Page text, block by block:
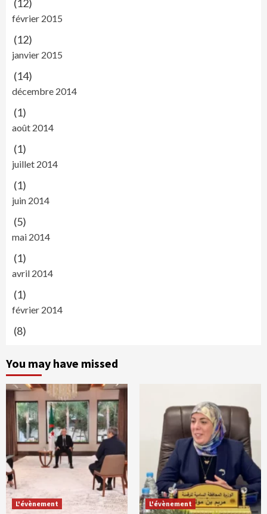
(12)
février 2015
(12)
janvier 2015
(14)
décembre 2014
(1)
août 2014
(1)
juillet 2014
(1)
juin 2014
(5)
mai 2014
(1)
avril 2014
(1)
février 2014
(8)
You may have missed
L'évènement L'évènement